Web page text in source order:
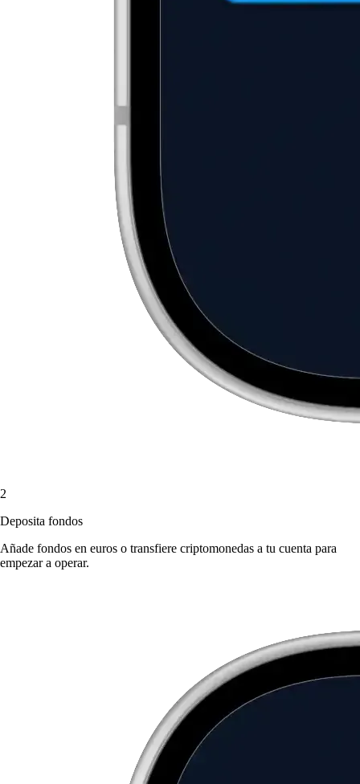
2
Deposita fondos
Añade fondos en euros o transfiere criptomonedas a tu cuenta para
empezar a operar.